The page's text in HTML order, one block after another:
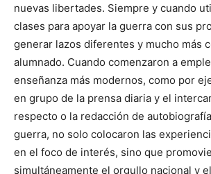
nuevas libertades. Siempre y cuando
clases para apoyar la guerra con sus
generar lazos diferentes y mucho más
alumnado. Cuando comenzaron a
enseñanza más modernos, como por
en grupo de la prensa diaria y el
respecto o la redacción de
guerra, no solo colocaron las
en el foco de interés, sino que
simultáneamente el orgullo nacional y